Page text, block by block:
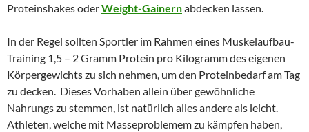
Proteinshakes oderWeight-Gainernabdecken lassen.
In der Regel sollten Sportler im Rahmen eines Muskelaufbau-
Training 1,5 – 2 Gramm Protein pro Kilogramm des eigenen
Körpergewichts zu sich nehmen, um den Proteinbedarf am Tag
zu decken. Dieses Vorhaben allein über gewöhnliche
Nahrungs zu stemmen, ist natürlich alles andere als leicht.
Athleten, welche mit Masseproblemem zu kämpfen haben,